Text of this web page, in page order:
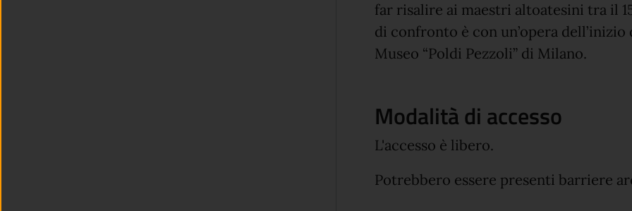
far risalire ai maestri altoatesini tra il
di confronto è con un’opera
Museo “Poldi Pezzoli” di Milano.
Modalità di accesso
L'accesso è libero.
Potrebbero essere presenti barriere